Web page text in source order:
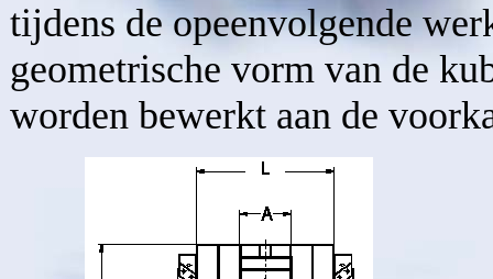
tijdens de opeenvolgende
geometrische vorm van de
worden bewerkt aan de